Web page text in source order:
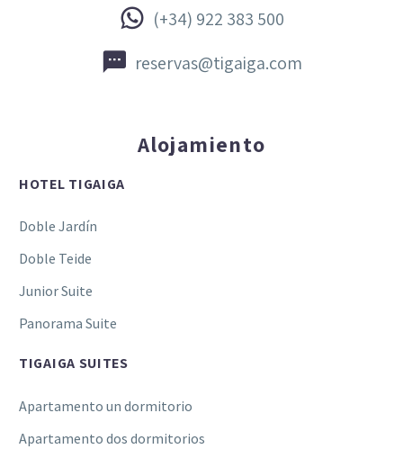

 (+34) 922 383 500

 reservas@tigaiga.com
Alojamiento
HOTEL TIGAIGA
Doble Jardín
Doble Teide
Junior Suite
Panorama Suite
TIGAIGA SUITES
Apartamento un dormitorio
Apartamento dos dormitorios